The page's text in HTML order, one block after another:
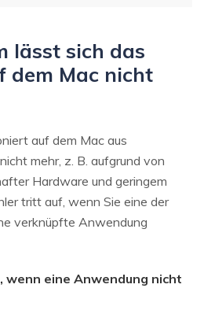
lässt sich das
dem Mac nicht
auf dem Mac aus
mehr, z. B. aufgrund von
Hardware und geringem
tritt auf, wenn Sie eine der
verknüpfte Anwendung
wenn eine Anwendung nicht